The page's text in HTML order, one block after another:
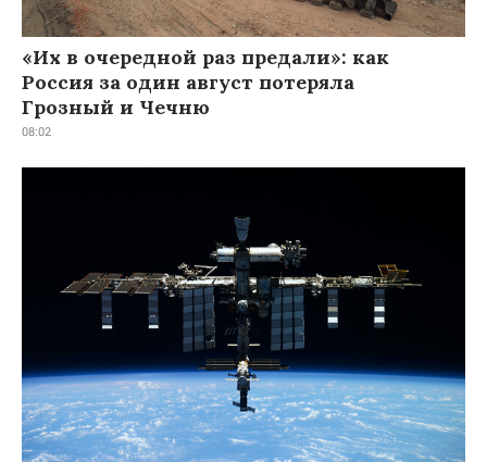
«Их в очередной раз предали»: как
Россия за один август потеряла
Грозный и Чечню
08:02